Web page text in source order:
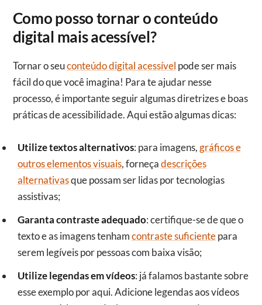
Como posso tornar o conteúdo
digital mais acessível?
Tornar o seuconteúdo digital acessível pode ser mais
fácil do que você imagina! Para te ajudar nesse
processo, é importante seguir algumas diretrizes e boas
práticas de acessibilidade. Aqui estão algumas dicas:
Utilize textos alternativos: para imagens, gráficos e
outros elementos visuais, forneçadescrições
alternativasque possam ser lidas por tecnologias
assistivas;
Garanta contraste adequado: certifique-se de que o
texto e as imagens tenhamcontraste suficientepara
serem legíveis por pessoas com baixa visão;
Utilize legendas em vídeos: já falamos bastante sobre
esse exemplo por aqui. Adicione legendas aos vídeos